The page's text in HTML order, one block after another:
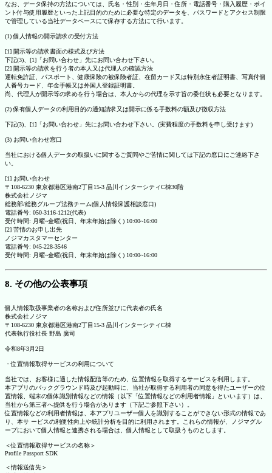
なお、データ保持の方法については、氏名・性別・生年月日・住所・電話番号・購入履歴・ポイ
ント付与使用履歴といった上記目的のために必要な特定のデータを、パスワードとアクセス制限
で管理している当社データベースにて保存する方法にて行います。
(1) 個人情報の開示請求の受付方法
[1] 開示等の請求書面の様式及び方法
下記(3)、[1]「お問い合わせ」先にお問い合わせ下さい。
[2] 開示等の請求を行う者の本人又は代理人の確認方法
運転免許証、パスポート、健康保険の被保険者証、在留カード又は特別永住者証明書、写真付個
人番号カード、年金手帳又は外国人登録証明書。
尚、代理人が開示等の求めを行う場合は、本人からの代理を示す旨の委任状も必要となります。
(2) 保有個人データの利用目的の通知請求又は開示に係る手数料の額及び徴収方法
下記(3)、[1]「お問い合わせ」先にお問い合わせ下さい。(実費程度の手数料を申し受けます)
(3) お問い合わせ窓口
当社における個人データの取扱いに関するご質問やご苦情に関しては下記の窓口にご連絡下さ
い。
[1] お問い合わせ
〒108-6230 東京都港区港南2丁目15-3 品川インターシティC棟30階
株式会社ノジマ
総務部/総務グループ法務チーム(個人情報保護相談窓口)
電話番号: 050-3116-1212(代表)
受付時間: 月曜~金曜(祝日、年末年始は除く) 10:00~16:00
[2] 苦情のお申し出先
ノジマカスタマーセンター
電話番号: 045-228-3546
受付時間: 月曜~金曜(祝日、年末年始は除く) 10:00~16:00
8. その他の公表事項
個人情報取扱事業者の名称および住所並びに代表者の氏名
株式会社ノジマ
〒108-6230 東京都港区港南2丁目15-3 品川インターシティC棟
代表執行役社長 野島 廣司
令和8年3月2日
・位置情報取得サービスの利用について
当社では、お客様に適した情報配信等のため、位置情報を取得するサービスを利用します。
本アプリのバックグラウンド時及び起動時に、当社が取得する利用者の同意を得たユーザーの位
置情報、端末の個体識別情報などの情報（以下「位置情報などの利用者情報」といいます）は、
当社から第三者へ提供を行う場合があります（下記ご参照下さい）。
位置情報などの利用者情報は、本アプリユーザー個人を識別することができない形式の情報であ
り、本サ ービスの利便性向上や統計分析を目的に利用されます。これらの情報が、ノジマグル
ープにおいて個人情報と連携される場合は、個人情報として取扱うものとします。
＜位置情報取得サービスの名称＞
Profile Passport SDK
＜情報送信先＞